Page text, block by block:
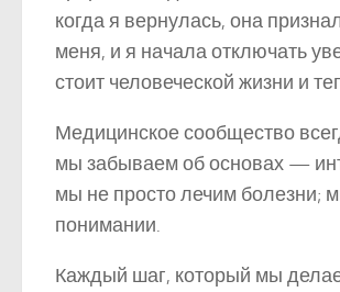
когда я вернулась, она
меня, и я начала отключать
стоит человеческой жизни и
Медицинское сообщество
мы забываем об основах —
мы не просто лечим болезни;
понимании.
Каждый шаг, который мы